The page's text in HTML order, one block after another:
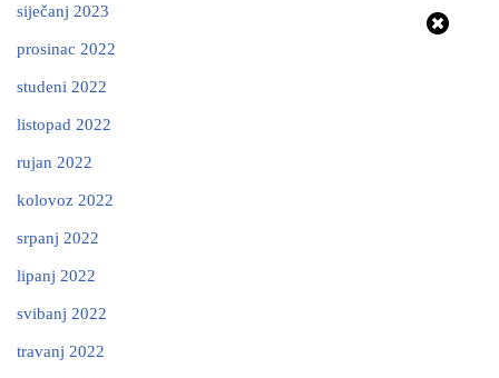
siječanj 2023
prosinac 2022
studeni 2022
listopad 2022
rujan 2022
kolovoz 2022
srpanj 2022
lipanj 2022
svibanj 2022
travanj 2022